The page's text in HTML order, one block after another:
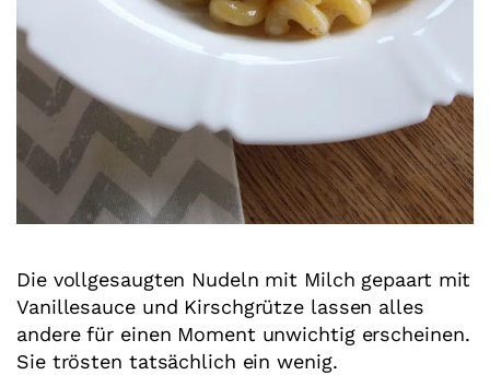
Die vollgesaugten Nudeln mit Milch gepaart mit
Vanillesauce und Kirschgrütze lassen alles
andere für einen Moment unwichtig erscheinen.
Sie trösten tatsächlich ein wenig.